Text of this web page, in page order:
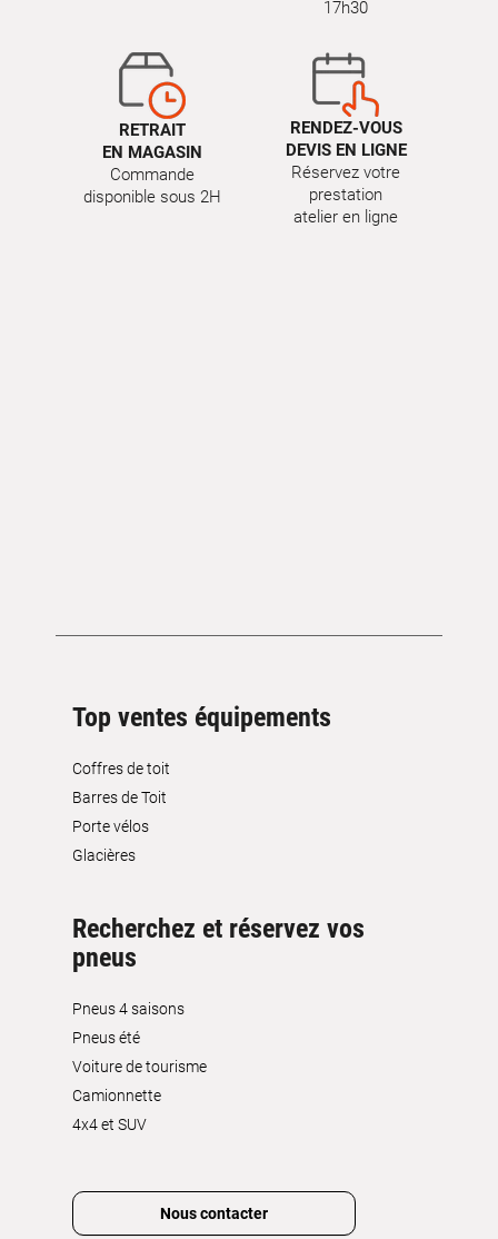
17h30
RETRAIT
EN MAGASIN
Commande
disponible sous 2H
RENDEZ-VOUS
DEVIS EN LIGNE
Réservez votre
prestation
atelier en ligne
Top ventes équipements
Coffres de toit
Barres de Toit
Porte vélos
Glacières
Recherchez et réservez vos
pneus
Pneus 4 saisons
Pneus été
Voiture de tourisme
Camionnette
4x4 et SUV
Nous contacter